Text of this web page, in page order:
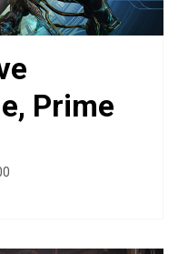
Prime